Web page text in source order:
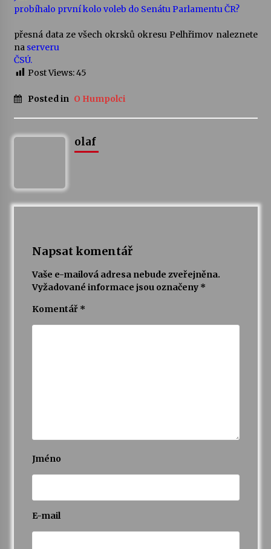
17. 7. 2026
odkaz Josefa Čapka
probíhalo první kolo voleb do Senátu Parlamentu ČR?
přesná data ze všech okrsků okresu Pelhřimov naleznete
na serveru
ČSÚ.
Post Views:45
Posted in O Humpolci
olaf
Napsat komentář
Vaše e-mailová adresa nebude zveřejněna.
Vyžadované informace jsou označeny *
Komentář *
Jméno
E-mail